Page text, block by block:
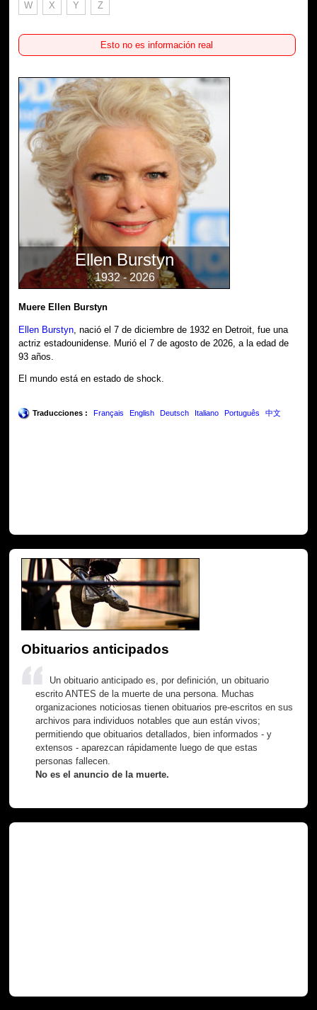
W X Y Z
Esto no es información real
Ellen Burstyn
1932 - 2026
Muere Ellen Burstyn
Ellen Burstyn , nació el 7 de diciembre de 1932 en Detroit, fue una
actriz estadounidense. Murió el 7 de agosto de 2026, a la edad de
93 años.
El mundo está en estado de shock.
Traducciones : Français English Deutsch Italiano Português 中文
Obituarios anticipados
Un obituario anticipado es, por definición, un obituario
escrito ANTES de la muerte de una persona. Muchas
organizaciones noticiosas tienen obituarios pre-escritos en sus
archivos para individuos notables que aun están vivos;
permitiendo que obituarios detallados, bien informados - y
extensos - aparezcan rápidamente luego de que estas
personas fallecen.
No es el anuncio de la muerte.